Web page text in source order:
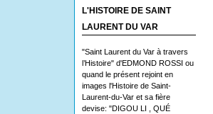
L'HISTOIRE DE SAINT
LAURENT DU VAR
"Saint Laurent du Var à travers
l’Histoire" d'EDMOND ROSSI ou
quand le présent rejoint en
images l'Histoire de Saint-
Laurent-du-Var et sa fière
devise: "DIGOU LI , QUÉ